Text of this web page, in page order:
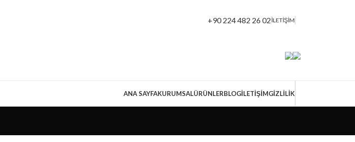
+90 224 482 26 02 İLETİŞİM
ANA SAYFAKURUMSALÜRÜNLERBLOGİLETIŞIMGİZLİLİK